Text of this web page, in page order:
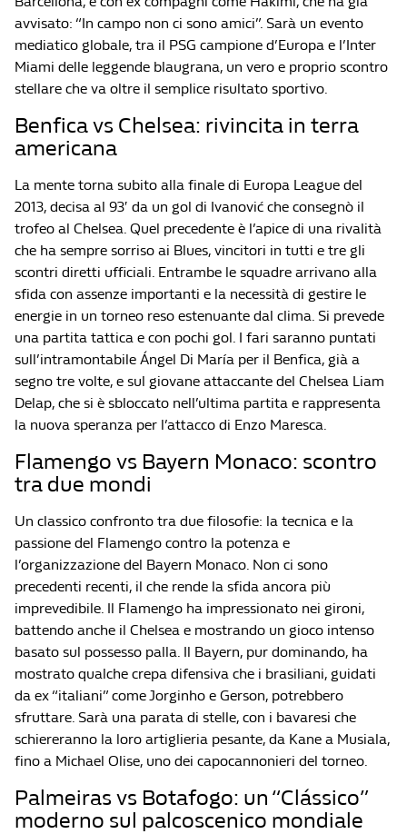
avvisato: “In campo non ci sono amici”. Sarà un evento
mediatico globale, tra il PSG campione d’Europa e l’Inter
Miami delle leggende blaugrana, un vero e proprio scontro
stellare che va oltre il semplice risultato sportivo.
Benfica vs Chelsea: rivincita in terra
americana
La mente torna subito alla finale di Europa League del
2013, decisa al 93′ da un gol di Ivanović che consegnò il
trofeo al Chelsea. Quel precedente è l’apice di una rivalità
che ha sempre sorriso ai Blues, vincitori in tutti e tre gli
scontri diretti ufficiali. Entrambe le squadre arrivano alla
sfida con assenze importanti e la necessità di gestire le
energie in un torneo reso estenuante dal clima. Si prevede
una partita tattica e con pochi gol. I fari saranno puntati
sull’intramontabile Ángel Di María per il Benfica, già a
segno tre volte, e sul giovane attaccante del Chelsea Liam
Delap, che si è sbloccato nell’ultima partita e rappresenta
la nuova speranza per l’attacco di Enzo Maresca.
Flamengo vs Bayern Monaco: scontro
tra due mondi
Un classico confronto tra due filosofie: la tecnica e la
passione del Flamengo contro la potenza e
l’organizzazione del Bayern Monaco. Non ci sono
precedenti recenti, il che rende la sfida ancora più
imprevedibile. Il Flamengo ha impressionato nei gironi,
battendo anche il Chelsea e mostrando un gioco intenso
basato sul possesso palla. Il Bayern, pur dominando, ha
mostrato qualche crepa difensiva che i brasiliani, guidati
da ex “italiani” come Jorginho e Gerson, potrebbero
sfruttare. Sarà una parata di stelle, con i bavaresi che
schiereranno la loro artiglieria pesante, da Kane a Musiala,
fino a Michael Olise, uno dei capocannonieri del torneo.
Palmeiras vs Botafogo: un “Clássico”
moderno sul palcoscenico mondiale